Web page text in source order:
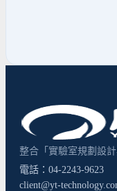
整合「實驗室規劃設
電話：04-2243-9623
client@yt-